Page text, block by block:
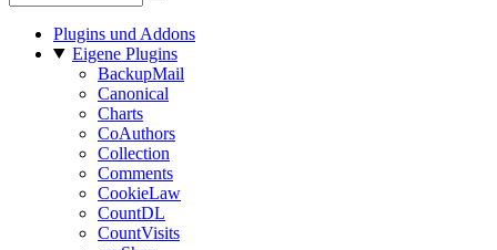
Plugins und Addons
Eigene Plugins
BackupMail
Canonical
Charts
CoAuthors
Collection
Comments
CookieLaw
CountDL
CountVisits